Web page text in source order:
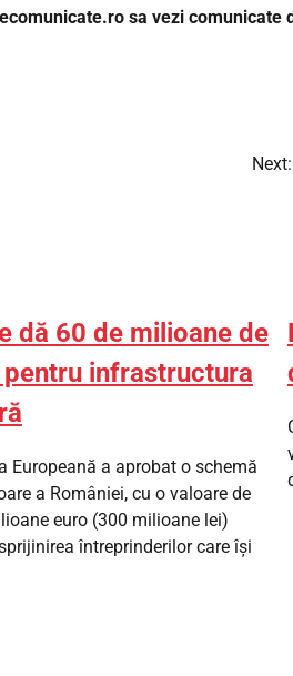
sa vezi comunicate
Next:
dă 60 de milioane de
infrastructura
Europeană a aprobat o schemă
a României, cu o valoare de
euro (300 milioane lei)
întreprinderilor care îşi